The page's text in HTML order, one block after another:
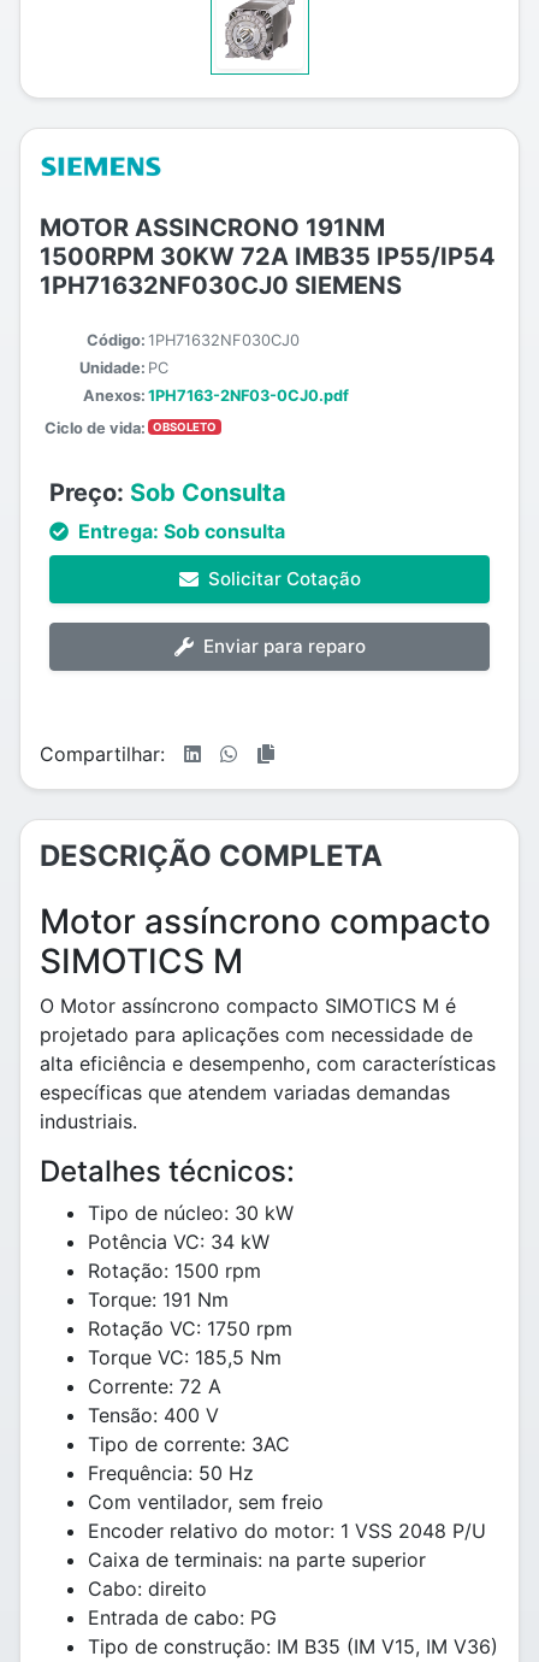
MOTOR ASSINCRONO 191NM
1500RPM 30KW 72A IMB35 IP55/IP54
1PH71632NF030CJ0 SIEMENS
Código: 1PH71632NF030CJ0
Unidade: PC
Anexos: 1PH7163-2NF03-0CJ0.pdf
Ciclo de vida:
OBSOLETO
Preço: Sob Consulta
Entrega: Sob consulta
Solicitar Cotação
Enviar para reparo
Compartilhar:
DESCRIÇÃO COMPLETA
Motor assíncrono compacto
SIMOTICS M
O Motor assíncrono compacto SIMOTICS M é
projetado para aplicações com necessidade de
alta eficiência e desempenho, com características
específicas que atendem variadas demandas
industriais.
Detalhes técnicos:
Tipo de núcleo: 30 kW
Potência VC: 34 kW
Rotação: 1500 rpm
Torque: 191 Nm
Rotação VC: 1750 rpm
Torque VC: 185,5 Nm
Corrente: 72 A
Tensão: 400 V
Tipo de corrente: 3AC
Frequência: 50 Hz
Com ventilador, sem freio
Encoder relativo do motor: 1 VSS 2048 P/U
Caixa de terminais: na parte superior
Cabo: direito
Entrada de cabo: PG
Tipo de construção: IM B35 (IM V15, IM V36)